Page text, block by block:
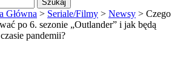
Główna > Seriale/Filmy > Newsy > Czego
po 6. sezonie „Outlander” i jak będą
pandemii?